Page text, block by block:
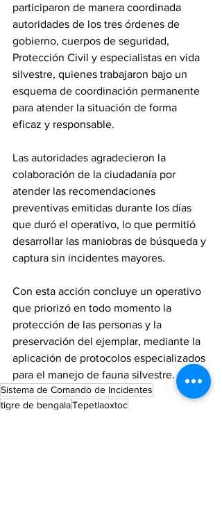
participaron de manera coordinada
autoridades de los tres órdenes de
gobierno, cuerpos de seguridad,
Protección Civil y especialistas en vida
silvestre, quienes trabajaron bajo un
esquema de coordinación permanente
para atender la situación de forma
eficaz y responsable.
Las autoridades agradecieron la
colaboración de la ciudadanía por
atender las recomendaciones
preventivas emitidas durante los días
que duró el operativo, lo que permitió
desarrollar las maniobras de búsqueda y
captura sin incidentes mayores.
Con esta acción concluye un operativo
que priorizó en todo momento la
protección de las personas y la
preservación del ejemplar, mediante la
aplicación de protocolos especializados
para el manejo de fauna silvestre.
Sistema de Comando de Incidentes
tigre de bengalaTepetlaoxtoc